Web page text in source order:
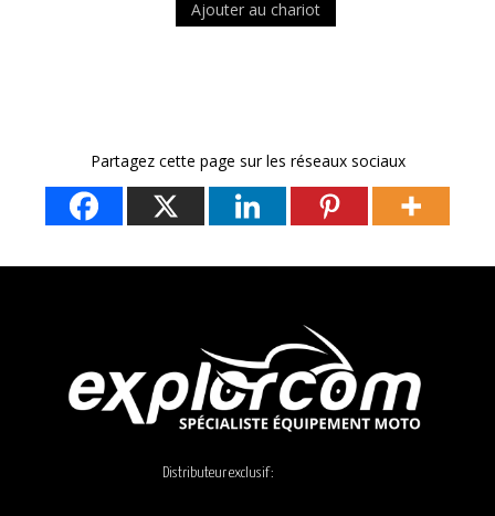
Ajouter au chariot
Partagez cette page sur les réseaux sociaux
Distributeur exclusif :